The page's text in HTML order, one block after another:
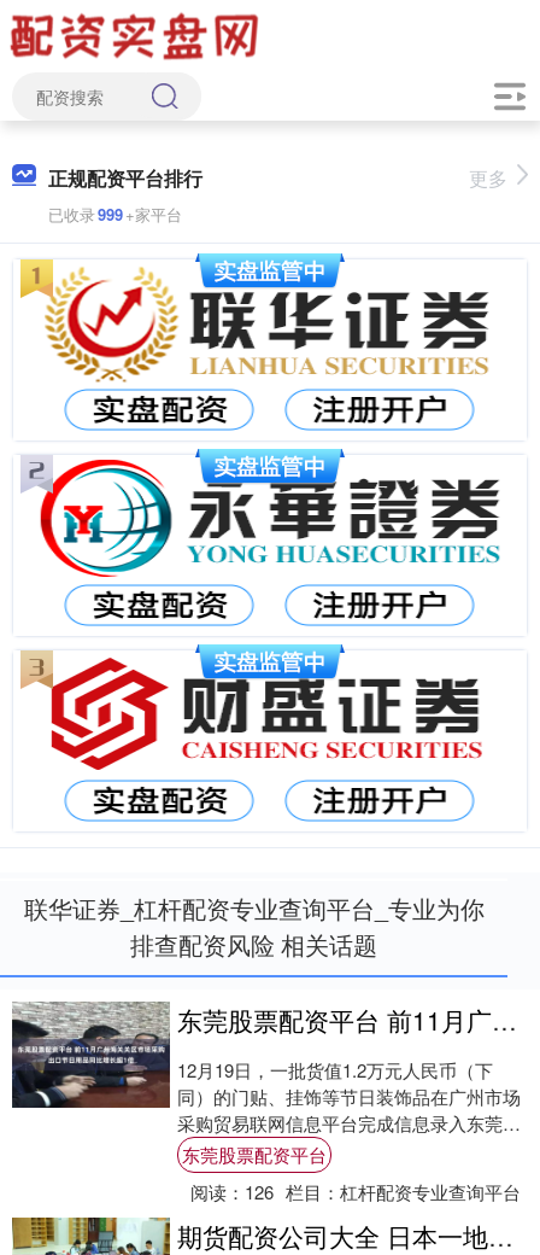
正规配资平台排行
已收录999+家平台
更多
联华证券_杠杆配资专业查询平台_专业为你
排查配资风险 相关话题
东莞股票配资平台 前11月广州海关关区市场采购出口节日用品同比增长超1倍
12月19日，一批货值1.2万元人民币（下
同）的门贴、挂饰等节日装饰品在广州市场
采购贸易联网信息平台完成信息录入东莞股
票配资平台，并通过“提前申报”模式，在广
州....
东莞股票配资平台
阅读： 126 栏目：杠杆配资专业查询平台
期货配资公司大全 日本一地市长再次叫嚣要登陆钓鱼岛